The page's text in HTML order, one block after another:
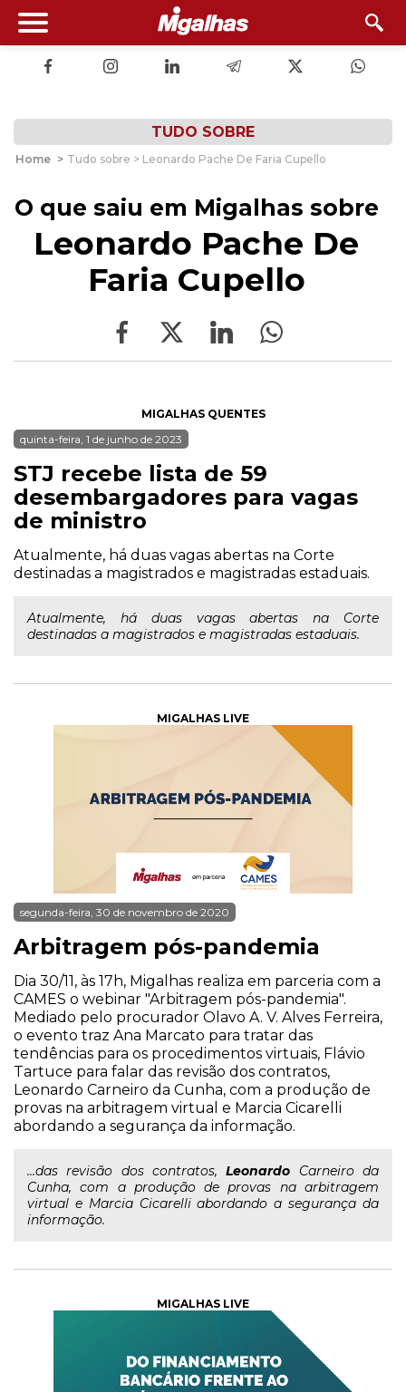
TUDO SOBRE
Home > Tudo sobre > Leonardo Pache De Faria Cupello
O que saiu em Migalhas sobre
Leonardo Pache De
Faria Cupello
MIGALHAS QUENTES
quinta-feira, 1 de junho de 2023
STJ recebe lista de 59
desembargadores para vagas
de ministro
Atualmente, há duas vagas abertas na Corte
destinadas a magistrados e magistradas estaduais.
Atualmente, há duas vagas abertas na Corte
destinadas a magistrados e magistradas estaduais.
MIGALHAS LIVE
segunda-feira, 30 de novembro de 2020
Arbitragem pós-pandemia
Dia 30/11, às 17h, Migalhas realiza em parceria com a
CAMES o webinar "Arbitragem pós-pandemia".
Mediado pelo procurador Olavo A. V. Alves Ferreira,
o evento traz Ana Marcato para tratar das
tendências para os procedimentos virtuais, Flávio
Tartuce para falar das revisão dos contratos,
Leonardo Carneiro da Cunha, com a produção de
provas na arbitragem virtual e Marcia Cicarelli
abordando a segurança da informação.
...das revisão dos contratos,Leonardo Carneiro da
Cunha, com a produção de provas na arbitragem
virtual e Marcia Cicarelli abordando a segurança da
informação.
MIGALHAS LIVE